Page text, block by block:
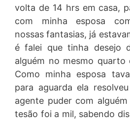
volta de 14 hrs em casa,
com minha esposa
nossas fantasias, já
é falei que tinha desejo
alguém no mesmo
Como minha esposa
para aguarda ela
agente puder com
tesão foi a mil, sabendo